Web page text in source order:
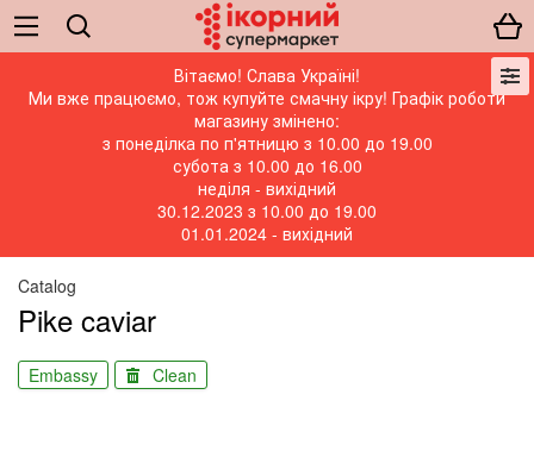
Вітаємо! Слава Україні!
Ми вже працюємо, тож купуйте смачну ікру! Графік роботи
магазину змінено:
з понеділка по п'ятницю з 10.00 до 19.00
субота з 10.00 до 16.00
неділя - вихідний
30.12.2023 з 10.00 до 19.00
01.01.2024 - вихідний
Catalog
Pike caviar
Embassy Clean